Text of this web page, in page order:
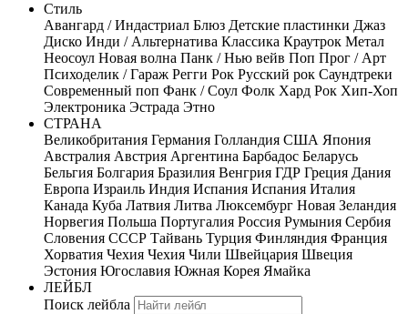
Стиль
Авангард / Индастриал Блюз Детские пластинки Джаз
Диско Инди / Альтернатива Классика Краутрок Метал
Неосоул Новая волна Панк / Нью вейв Поп Прог / Арт
Психоделик / Гараж Регги Рок Русский рок Саундтреки
Современный поп Фанк / Соул Фолк Хард Рок Хип-Хоп
Электроника Эстрада Этно
СТРАНА
Великобритания Германия Голландия США Япония
Австралия Австрия Аргентина Барбадос Беларусь
Бельгия Болгария Бразилия Венгрия ГДР Греция Дания
Европа Израиль Индия Испания Испания Италия
Канада Куба Латвия Литва Люксембург Новая Зеландия
Норвегия Польша Португалия Россия Румыния Сербия
Словения СССР Тайвань Турция Финляндия Франция
Хорватия Чехия Чехия Чили Швейцария Швеция
Эстония Югославия Южная Корея Ямайка
ЛЕЙБЛ
Поиск лейбла